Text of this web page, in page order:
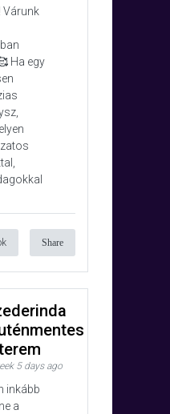
Várunk
Ha egy
Share
5 days ago
inkább
a